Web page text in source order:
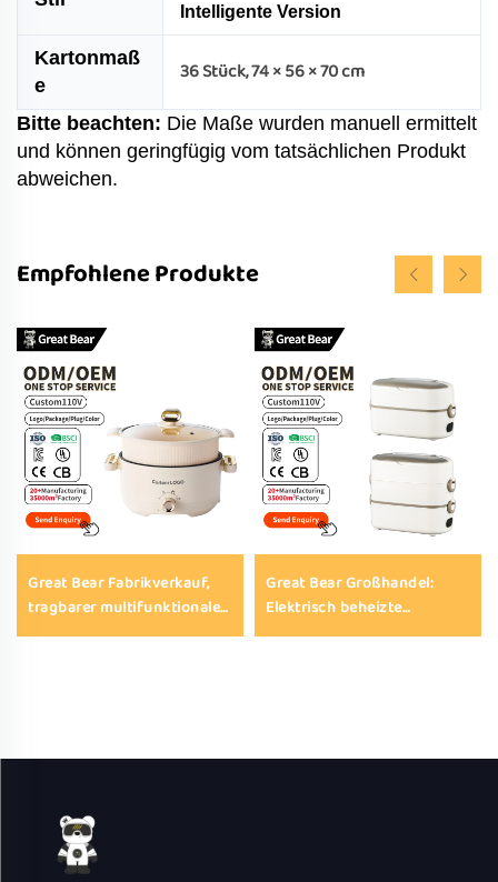
Intelligente Version
Kartonmaß
e
36 Stück, 74 × 56 × 70 cm
Bitte beachten: Die Maße wurden manuell ermittelt
und können geringfügig vom tatsächlichen Produkt
abweichen.
Empfohlene Produkte
Great Bear Fabrikverkauf,
tragbarer multifunktionaler
elektrischer Hot-Pot-Kocher
Great Bear Großhandel:
Elektrisch beheizte
Lunchbox aus Edelstahl 304